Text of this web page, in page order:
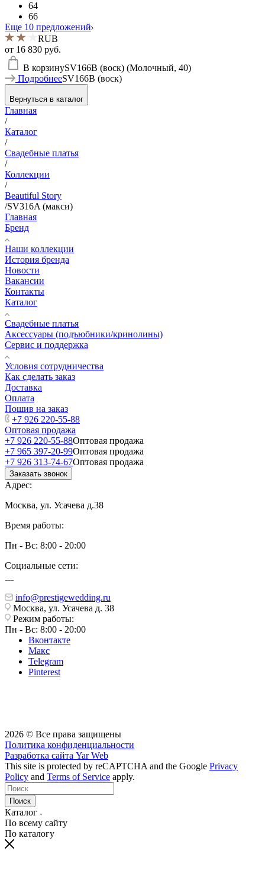
64
66
Еще 10 предложений
RUB
от 16 830 руб.
В корзинуSV166B (воск) (Молочный, 40)
ПодробнееSV166B (воск)
Вернуться в каталог
Главная
/
Каталог
/
Свадебные платья
/
Коллекции
/
Beautiful Story
/SV316A (макси)
Главная
Бренд
Наши коллекции
История бренда
Новости
Вакансии
Контакты
Каталог
Свадебные платья
Аксессуары (подъюбники/кринолины)
Сервис и поддержка
Условия сотрудничества
Как сделать заказ
Доставка
Оплата
Пошив на заказ
+7 926 220-55-88
Оптовая продажа
+7 926 220-55-88Оптовая продажа
+7 965 397-20-99Оптовая продажа
+7 926 313-74-67Оптовая продажа
Заказать звонок
Адрес:
Москва, ул. Усачева д.38
Время работы:
Пн - Вс: 8:00 - 20:00
Социальные сети:
info@prestigewedding.ru
Москва, ул. Усачева д. 38
Режим работы:
Пн - Вс: 8:00 - 20:00
Вконтакте
Макс
Telegram
Pinterest
2026 © Все права защищены
Политика конфиденциальности
Разработка сайта Yar Web
This site is protected by reCAPTCHA and the Google Privacy
Policy and Terms of Service apply.
Поиск
Каталог
По всему сайту
По каталогу